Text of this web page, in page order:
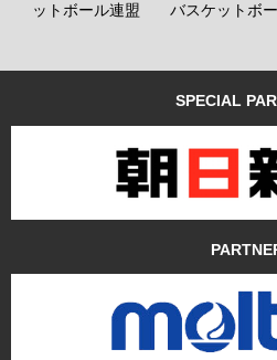
ケットボール連盟
バスケットボ
SPECIAL